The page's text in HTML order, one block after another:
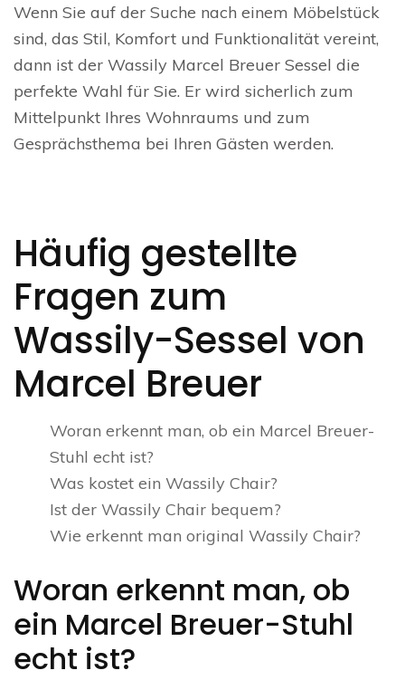
Wenn Sie auf der Suche nach einem Möbelstück
sind, das Stil, Komfort und Funktionalität vereint,
dann ist der Wassily Marcel Breuer Sessel die
perfekte Wahl für Sie. Er wird sicherlich zum
Mittelpunkt Ihres Wohnraums und zum
Gesprächsthema bei Ihren Gästen werden.
Häufig gestellte
Fragen zum
Wassily-Sessel von
Marcel Breuer
Woran erkennt man, ob ein Marcel Breuer-
Stuhl echt ist?
Was kostet ein Wassily Chair?
Ist der Wassily Chair bequem?
Wie erkennt man original Wassily Chair?
Woran erkennt man, ob
ein Marcel Breuer-Stuhl
echt ist?